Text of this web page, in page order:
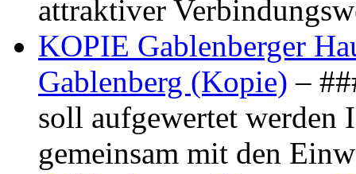
attraktiver
KOPIE Gablenberger
Gablenberg (Kopie) –
soll aufgewertet werden
gemeinsam mit den